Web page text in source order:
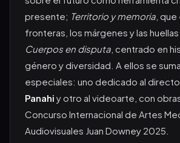
presente; Territorio y memoria ,
fronteras, los márgenes y las
Cuerpos en disputa , centrado en
género y diversidad. A ellos se
especiales: uno dedicado al
Panahi y otro al videoarte, con
Concurso Internacional de Artes
Audiovisuales Juan Downey 2025.